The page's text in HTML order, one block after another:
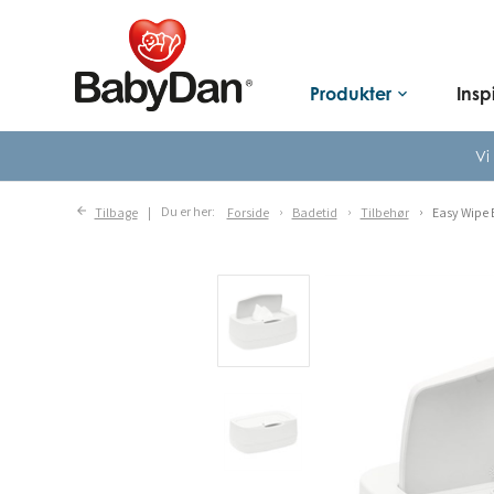
Produkter keyboard_arrow_down
Vi
Tilbage Du er her: Forside Badetid Tilbehør Easy